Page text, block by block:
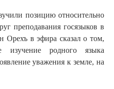
позицию относительно
преподавания госязыков в
Орехъ в эфира сказал о том,
изучение родного языка
уважения к земле, на